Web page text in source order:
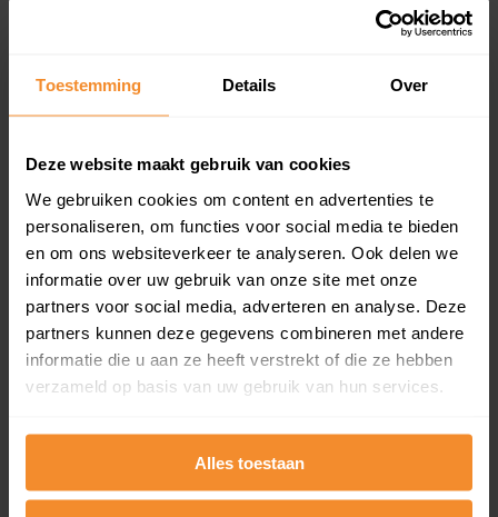
Toestemming Details Over
Deze website maakt gebruik van cookies
We gebruiken cookies om content en advertenties te
personaliseren, om functies voor social media te bieden
en om ons websiteverkeer te analyseren. Ook delen we
informatie over uw gebruik van onze site met onze
partners voor social media, adverteren en analyse. Deze
partners kunnen deze gegevens combineren met andere
informatie die u aan ze heeft verstrekt of die ze hebben
verzameld op basis van uw gebruik van hun services.
Alles toestaan
Koopsommenoverzicht (1 jaar gratis
en koopdatum) binnen een postcodegebied. Dit
koopsommen.
Direct leverbaar
Kadastrale kaart pakket
Alleen globale ligging perceel